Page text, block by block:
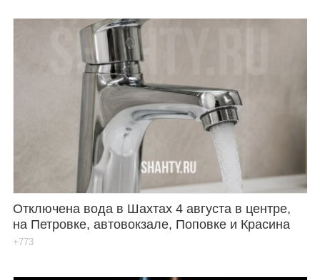
Отключена вода в Шахтах 4 августа в центре,
на Петровке, автовокзале, Поповке и Красина
+773